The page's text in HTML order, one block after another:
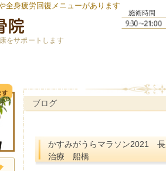
全身疲労回復メニューがあります
をサポートします
ブログ
かすみがうらマラソン2021
治療 船橋